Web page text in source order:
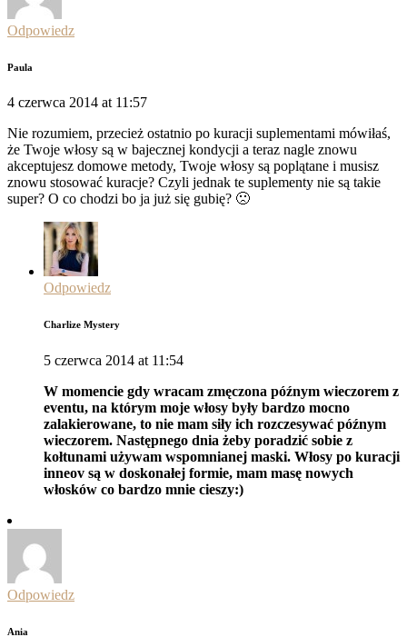
Odpowiedz
Paula
4 czerwca 2014 at 11:57
Nie rozumiem, przecież ostatnio po kuracji suplementami mówiłaś,
że Twoje włosy są w bajecznej kondycji a teraz nagle znowu
akceptujesz domowe metody, Twoje włosy są poplątane i musisz
znowu stosować kuracje? Czyli jednak te suplementy nie są takie
super? O co chodzi bo ja już się gubię? 🙁
Odpowiedz
Charlize Mystery
5 czerwca 2014 at 11:54
W momencie gdy wracam zmęczona późnym wieczorem z
eventu, na którym moje włosy były bardzo mocno
zalakierowane, to nie mam siły ich rozczesywać późnym
wieczorem. Następnego dnia żeby poradzić sobie z
kołtunami używam wspomnianej maski. Włosy po kuracji
inneov są w doskonałej formie, mam masę nowych
włosków co bardzo mnie cieszy:)
Odpowiedz
Ania